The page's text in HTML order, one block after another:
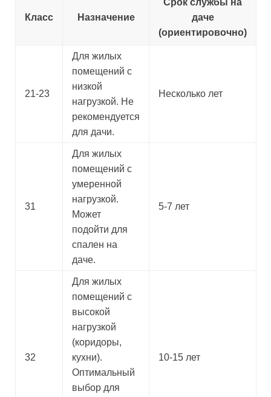
Класс Назначение
Срок службы на
даче
(ориентировочно)
21-23
Для жилых
помещений с
низкой
нагрузкой. Не
рекомендуется
для дачи.
Несколько лет
31
Для жилых
помещений с
умеренной
нагрузкой.
Может
подойти для
спален на
даче.
5-7 лет
32
Для жилых
помещений с
высокой
нагрузкой
(коридоры,
кухни).
Оптимальный
выбор для
10-15 лет